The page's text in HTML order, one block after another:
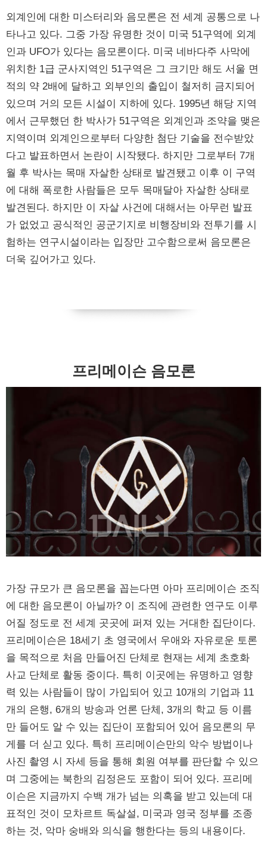
외계인에 대한 미스터리와 음모론은 전 세계 공통으로 나
타나고 있다. 그중 가장 유명한 것이 미국 51구역에 외계
인과 UFO가 있다는 음모론이다. 미국 네바다주 사막에
위치한 1급 군사지역인 51구역은 그 크기만 해도 서울 면
적의 약 2배에 달하고 외부인의 출입이 철저히 금지되어
있으며 거의 모든 시설이 지하에 있다. 1995년 해당 지역
에서 근무했던 한 박사가 51구역은 외계인과 조약을 맺은
지역이며 외계인으로부터 다양한 첨단 기술을 전수받았
다고 발표하면서 논란이 시작됐다. 하지만 그로부터 7개
월 후 박사는 목매 자살한 상태로 발견됐고 이후 이 구역
에 대해 폭로한 사람들은 모두 목매달아 자살한 상태로
발견된다. 하지만 이 자살 사건에 대해서는 아무런 발표
가 없었고 공식적인 공군기지로 비행장비와 전투기를 시
험하는 연구시설이라는 입장만 고수함으로써 음모론은
더욱 깊어가고 있다.
프리메이슨 음모론
가장 규모가 큰 음모론을 꼽는다면 아마 프리메이슨 조직
에 대한 음모론이 아닐까? 이 조직에 관련한 연구도 이루
어질 정도로 전 세계 곳곳에 퍼져 있는 거대한 집단이다.
프리메이슨은 18세기 초 영국에서 우애와 자유로운 토론
을 목적으로 처음 만들어진 단체로 현재는 세계 초호화
사교 단체로 활동 중이다. 특히 이곳에는 유명하고 영향
력 있는 사람들이 많이 가입되어 있고 10개의 기업과 11
개의 은행, 6개의 방송과 언론 단체, 3개의 학교 등 이름
만 들어도 알 수 있는 집단이 포함되어 있어 음모론의 무
게를 더 싣고 있다. 특히 프리메이슨만의 악수 방법이나
사진 촬영 시 자세 등을 통해 회원 여부를 판단할 수 있으
며 그중에는 북한의 김정은도 포함이 되어 있다. 프리메
이슨은 지금까지 수백 개가 넘는 의혹을 받고 있는데 대
표적인 것이 모차르트 독살설, 미국과 영국 정부를 조종
하는 것, 악마 숭배와 의식을 행한다는 등의 내용이다.